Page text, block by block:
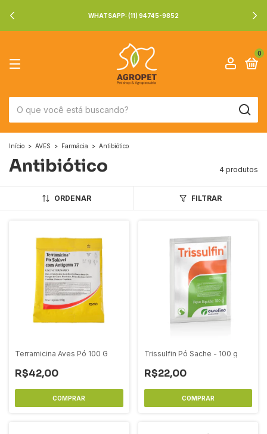
WHATSAPP: (11) 94745-9852
0
Início > AVES > Farmácia > Antibiótico
Antibiótico 4 produtos
ORDENAR FILTRAR
Terramicina Aves Pó 100 G
R$42,00
Trissulfin Pó Sache - 100 g
R$22,00